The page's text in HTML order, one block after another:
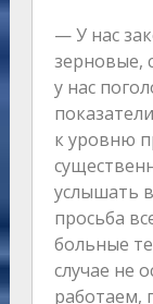
— У нас
зерновые,
у нас
к уровню
услышать
просьба
больные
случае не
работаем,